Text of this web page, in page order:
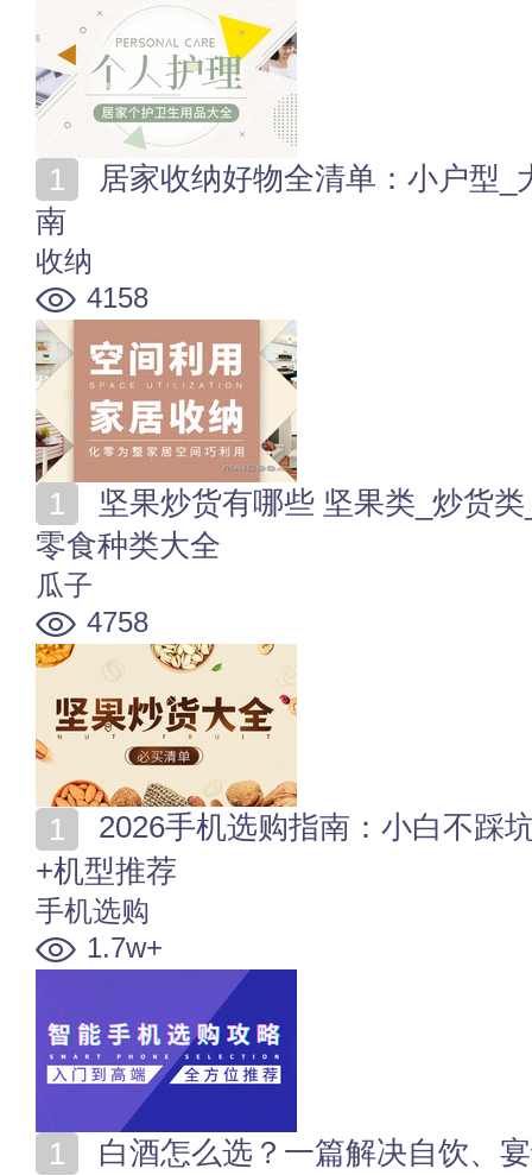
南
收纳
4158
零食种类大全
瓜子
4758
+机型推荐
手机选购
1.7w+